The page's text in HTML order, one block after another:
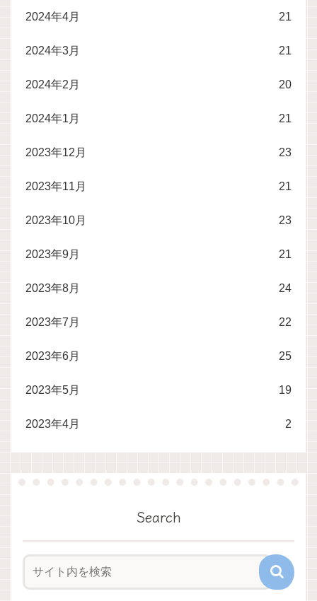
2024年4月 21
2024年3月 21
2024年2月 20
2024年1月 21
2023年12月 23
2023年11月 21
2023年10月 23
2023年9月 21
2023年8月 24
2023年7月 22
2023年6月 25
2023年5月 19
2023年4月 2
Search